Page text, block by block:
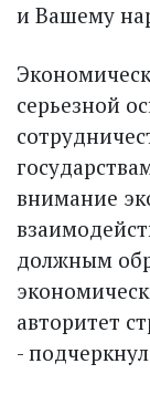
и Вашему
серьезной
внимание
должным
авторитет
-